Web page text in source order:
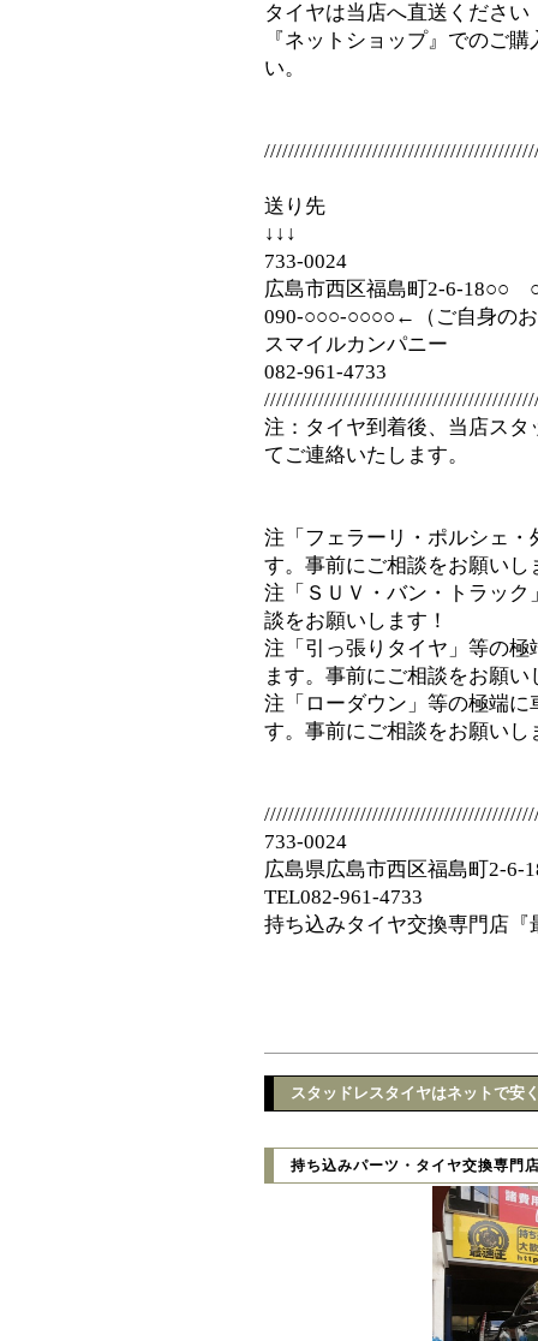
タイヤは当店へ直送ください
『ネットショップ』でのご
い。
送り先
↓↓↓
733-0024
広島市西区福島町2-6-18○○
090‐○○○-○○○○←（ご自身の
スマイルカンパニー
082-961-4733
注：タイヤ到着後、当店ス
てご連絡いたします。
注「フェラーリ・ポルシェ
す。事前にご相談をお願いし
注「ＳＵＶ・バン・トラッ
談をお願いします！
注「引っ張りタイヤ」等の
ます。事前にご相談をお願い
注「ローダウン」等の極端
す。事前にご相談をお願いし
733-0024
広島県広島市西区福島町2-6-
TEL082-961-4733
持ち込みタイヤ交換専門店『
スタッドレスタイヤはネットで安
持ち込みパーツ・タイヤ交換専門